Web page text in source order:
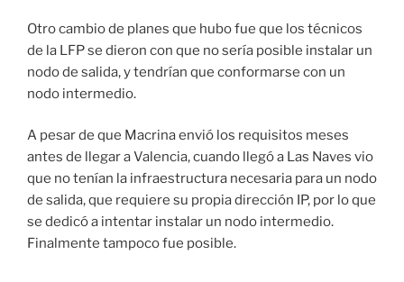
Otro cambio de planes que hubo fue que los técnicos
de la LFP se dieron con que no sería posible instalar un
nodo de salida, y tendrían que conformarse con un
nodo intermedio.
A pesar de que Macrina envió los requisitos meses
antes de llegar a Valencia, cuando llegó a Las Naves vio
que no tenían la infraestructura necesaria para un nodo
de salida, que requiere su propia dirección IP, por lo que
se dedicó a intentar instalar un nodo intermedio.
Finalmente tampoco fue posible.